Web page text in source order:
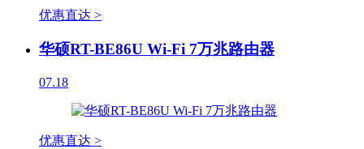
优惠直达 >
华硕RT-BE86U Wi-Fi 7万兆路由器
07.18
优惠直达 >